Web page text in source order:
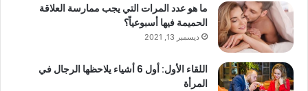
ما هو عدد المرات التي يجب ممارسة العلاقة
الحميمة فيها أسبوعياً؟
ديسمبر 13, 2021
اللقاء الأول: أول 6 أشياء يلاحظها الرجال في
المرأة